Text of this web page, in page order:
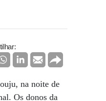
na noite de
Os donos da